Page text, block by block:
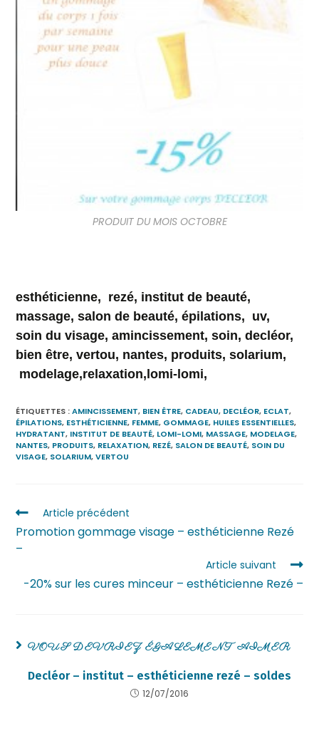
PRODUIT DU MOIS OCTOBRE
esthéticienne, rezé, institut de beauté,
massage, salon de beauté, épilations, uv,
soin du visage, amincissement, soin, decléor,
bien être, vertou, nantes, produits, solarium,
modelage,relaxation,lomi-lomi,
ÉTIQUETTES :AMINCISSEMENT, BIEN ÊTRE, CADEAU, DECLÉOR, ECLAT,
ÉPILATIONS, ESTHÉTICIENNE, FEMME, GOMMAGE, HUILES ESSENTIELLES,
HYDRATANT, INSTITUT DE BEAUTÉ, LOMI-LOMI, MASSAGE, MODELAGE,
NANTES, PRODUITS, RELAXATION, REZÉ, SALON DE BEAUTÉ, SOIN DU
VISAGE, SOLARIUM, VERTOU
Article précédent
Promotion gommage visage – esthéticienne Rezé
–
Article suivant
-20% sur les cures minceur – esthéticienne Rezé –
VOUS DEVRIEZ ÉGALEMENT AIMER
Decléor – institut – esthéticienne rezé – soldes
12/07/2016